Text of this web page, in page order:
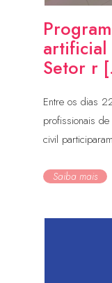
artificial
Setor r
Entre os dias
profissionais
civil
Saiba mais